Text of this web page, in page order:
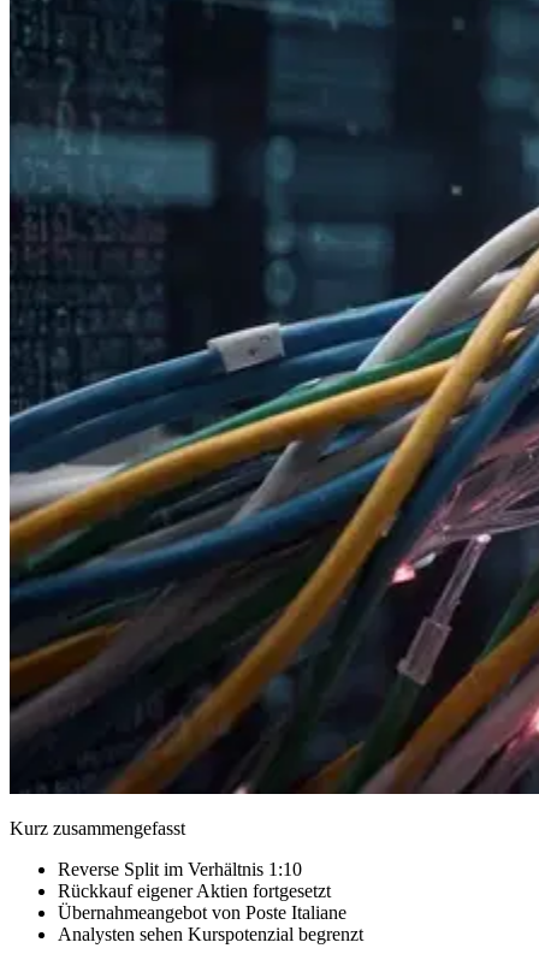
Kurz zusammengefasst
Reverse Split im Verhältnis 1:10
Rückkauf eigener Aktien fortgesetzt
Übernahmeangebot von Poste Italiane
Analysten sehen Kurspotenzial begrenzt